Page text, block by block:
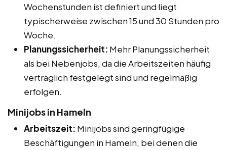
Wochenstunden ist definiert und liegt
typischerweise zwischen 15 und 30 Stunden pro
Woche.
Planungssicherheit: Mehr Planungssicherheit
als bei Nebenjobs, da die Arbeitszeiten häufig
vertraglich festgelegt sind und regelmäßig
erfolgen.
Minijobs in Hameln
Arbeitszeit: Minijobs sind geringfügige
Beschäftigungen in Hameln, bei denen die